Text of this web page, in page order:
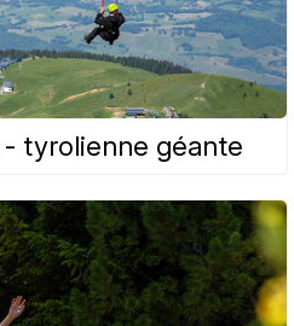
tyrolienne géante